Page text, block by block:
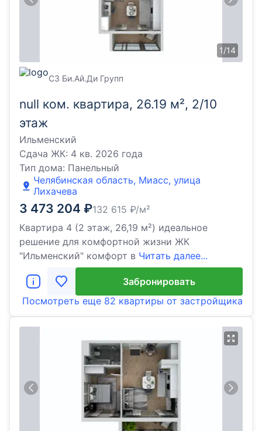
1/14
null ком. квартира, 26.19 м², 2/10
этаж
Ильменский
Сдача ЖК: 4 кв. 2026 года
Тип дома: Панельный
Челябинская область, Миасс, улица
Лихачева
3 473 204 ₽132 615 ₽/м²
Квартира 4 (2 этаж, 26,19 м²) идеальное
решение для комфортной жизни ЖК
"Ильменский" комфорт в Читать далее...
СЗ Би.Ай.Ди Групп
Забронировать
Посмотреть еще 82 квартиры от застройщика